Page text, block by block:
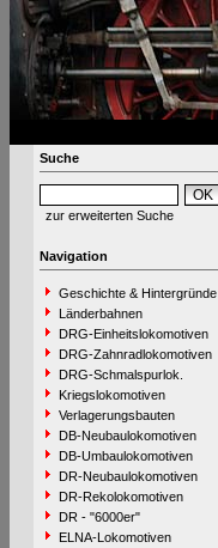
Suche
zur erweiterten Suche
Navigation
Geschichte & Hintergründe
Länderbahnen
DRG-Einheitslokomotiven
DRG-Zahnradlokomotiven
DRG-Schmalspurlok.
Kriegslokomotiven
Verlagerungsbauten
DB-Neubaulokomotiven
DB-Umbaulokomotiven
DR-Neubaulokomotiven
DR-Rekolokomotiven
DR - "6000er"
ELNA-Lokomotiven